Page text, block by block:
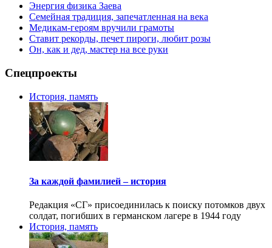
Энергия физика Заева
Семейная традиция, запечатленная на века
Медикам-героям вручили грамоты
Ставит рекорды, печет пироги, любит розы
Он, как и дед, мастер на все руки
Спецпроекты
История, память
За каждой фамилией – история
Редакция «СГ» присоединилась к поиску потомков двух
солдат, погибших в германском лагере в 1944 году
История, память